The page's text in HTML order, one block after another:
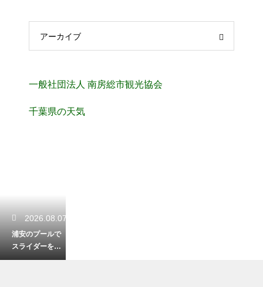
アーカイブ
一般社団法人 南房総市観光協会
千葉県の天気
2026.08.07
浦安のプールで
スライダーを楽
しむ！子供が大